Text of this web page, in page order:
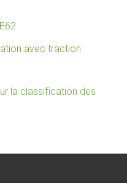
avec traction
la classification des